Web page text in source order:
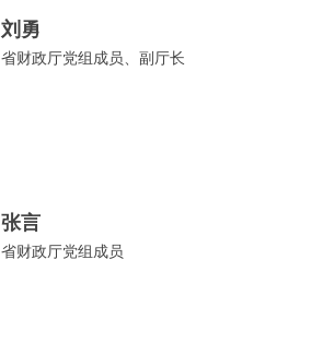
刘勇
省财政厅党组成员、副厅长
张言
省财政厅党组成员